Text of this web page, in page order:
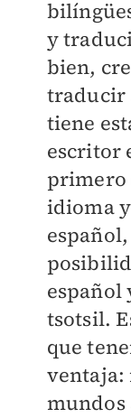
y
bien,
traducir
tiene
escritor
primero
idioma
español
tsotsil.
que
ventaja: